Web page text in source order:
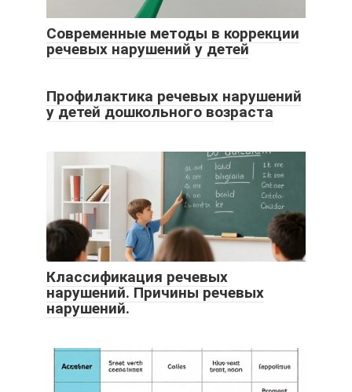
Современные методы в коррекции
речевых нарушений у детей
Профилактика речевых нарушений
у детей дошкольного возраста
Классификация речевых
нарушений. Причины речевых
нарушений.